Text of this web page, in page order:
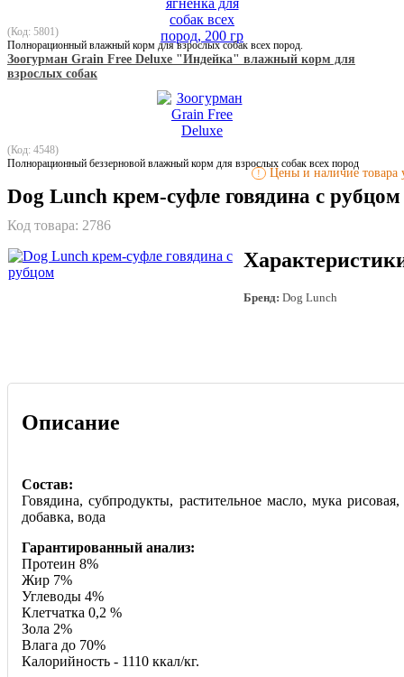
(Код: 5801)
Полнорационный влажный корм для взрослых собак всех пород.
Зоогурман Grain Free Deluxe "Индейка" влажный корм для
взрослых собак
(Код: 4548)
Полнорационный беззерновой влажный корм для взрослых собак всех пород
! Цены и наличие товара
Dog Lunch крем-суфле говядина с рубцом
Код товара: 2786
Бренд: Dog Lunch
Описание
Состав:
Говядина, субпродукты, растительное масло, мука
добавка, вода
Гарантированный анализ:
Протеин 8%
Жир 7%
Углеводы 4%
Клетчатка 0,2 %
Зола 2%
Влага до 70%
Калорийность - 1110 ккал/кг.